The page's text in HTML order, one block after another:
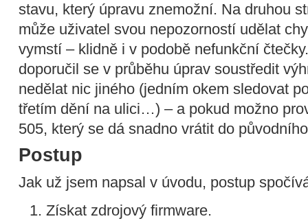
stavu, který úpravu znemožní. Na druhou
může uživatel svou nepozorností udělat
vymstí – klidně i v podobě nefunkční
doporučil se v průběhu úprav soustředit
nedělat nic jiného (jedním okem sledovat
třetím dění na ulici…) – a pokud možno
505, který se dá snadno vrátit do
Postup
Jak už jsem napsal v úvodu, postup
Získat zdrojový firmware.